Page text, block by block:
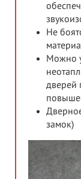
Не
Можно
дверей
замок)